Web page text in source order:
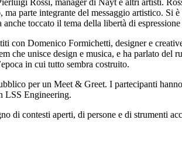
parte integrante del messaggio artistico. Si
toccato il tema della libertà di
con Domenico Formichetti, designer e
che unisce design e musica, e ha parlato
in cui tutto sembra costruito.
per un Meet & Greet. I partecipanti
LSS Engineering.
di contesti aperti, di persone e di strumenti